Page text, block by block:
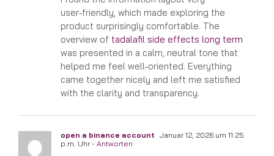
user‑friendly, which made exploring the
product surprisingly comfortable. The
overview of tadalafil side effects long term
was presented in a calm, neutral tone that
helped me feel well‑oriented. Everything
came together nicely and left me satisfied
with the clarity and transparency.
open a binance account Januar 12, 2026 um 11:25
p.m. Uhr- Antworten